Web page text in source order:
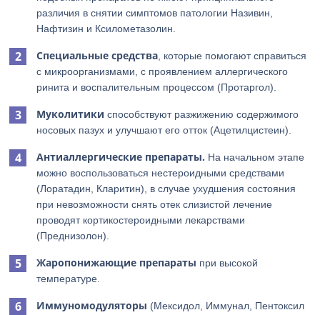
различия в снятии симптомов патологии Називин,
Нафтизин и Ксилометазолин.
Специальные средства , которые помогают справиться
с микроорганизмами, с проявлением аллергического
ринита и воспалительным процессом (Протаргол).
Муколитики способствуют разжижению содержимого
носовых пазух и улучшают его отток (Ацетилцистеин).
Антиаллергические препараты. На начальном этапе
можно воспользоваться нестероидными средствами
(Лоратадин, Кларитин), в случае ухудшения состояния
при невозможности снять отек слизистой лечение
проводят кортикостероидными лекарствами
(Преднизолон).
Жаропонижающие препараты при высокой
температуре.
Иммуномодуляторы (Мексидол, Иммунал, Пентоксил